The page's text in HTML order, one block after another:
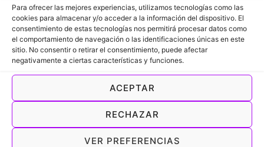
Para ofrecer las mejores experiencias, utilizamos tecnologías como las
cookies para almacenar y/o acceder a la información del dispositivo. El
consentimiento de estas tecnologías nos permitirá procesar datos como
el comportamiento de navegación o las identificaciones únicas en este
sitio. No consentir o retirar el consentimiento, puede afectar
negativamente a ciertas características y funciones.
ACEPTAR
RECHAZAR
VER PREFERENCIAS
bonos y packs desde el móvil
Control de sesiones, caducidades y
renovaciones
Gestionar bonos manualmente es complejo y
propenso a errores. Con ViDay, puedes
automatizar la gestión para que tanto a ti como
para el cliente sea más sencillo. Puedes controlar: